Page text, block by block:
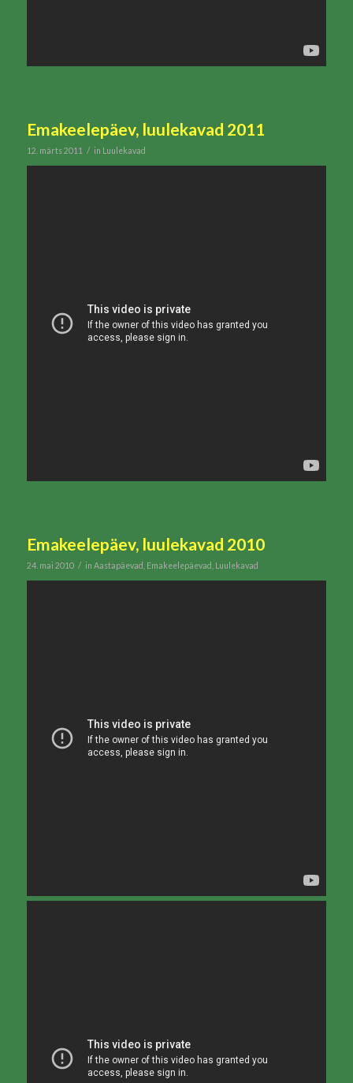
Emakeelepäev, luulekavad 2011
12. märts 2011 / in Luulekavad
Emakeelepäev, luulekavad 2010
24. mai 2010 / in Aastapäevad Emakeelepäevad Luulekavad